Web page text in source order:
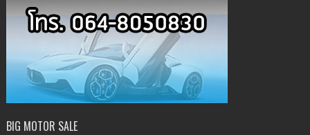
BIG MOTOR SALE